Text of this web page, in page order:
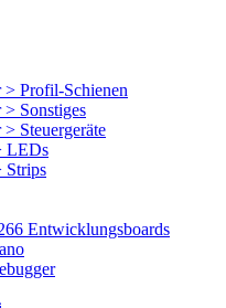
Profil-Schienen
Sonstiges
Steuergeräte
LEDs
Strips
Entwicklungsboards